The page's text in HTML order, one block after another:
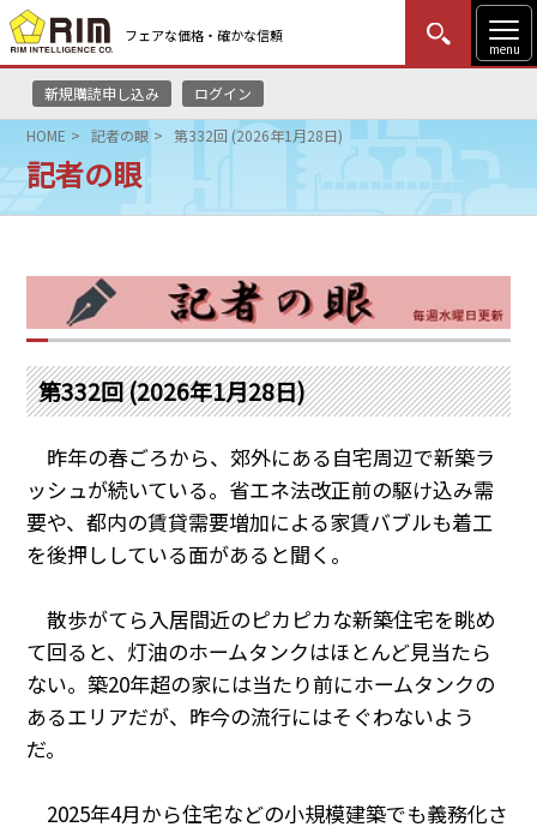
フェアな価格・確かな信頼
menu
新規購読申し込み ログイン
MENU
更新 はじめての方
HOME
リムレポート
研修・セミナー
コンサルティング
PRA原則
Q & A
会社概要
お問い合わせ
年間休刊日
English Website
瑞姆亜太能源諮問(北京)
Rim Energy Media(韓国語)
HOME 記者の眼 第332回 (2026年1月28日)
記者の眼
第332回 (2026年1月28日)
昨年の春ごろから、郊外にある自宅周辺で新築ラ
ッシュが続いている。省エネ法改正前の駆け込み需
要や、都内の賃貸需要増加による家賃バブルも着工
を後押ししている面があると聞く。
散歩がてら入居間近のピカピカな新築住宅を眺め
て回ると、灯油のホームタンクはほとんど見当たら
ない。築20年超の家には当たり前にホームタンクの
あるエリアだが、昨今の流行にはそぐわないよう
だ。
2025年4月から住宅などの小規模建築でも義務化さ